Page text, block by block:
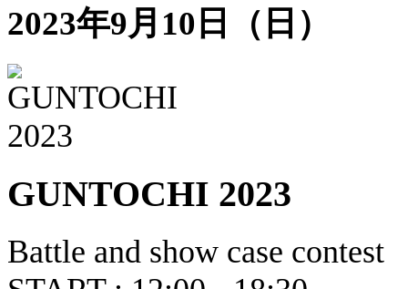
2023年9月10日（日）
GUNTOCHI 2023
Battle and show case contest